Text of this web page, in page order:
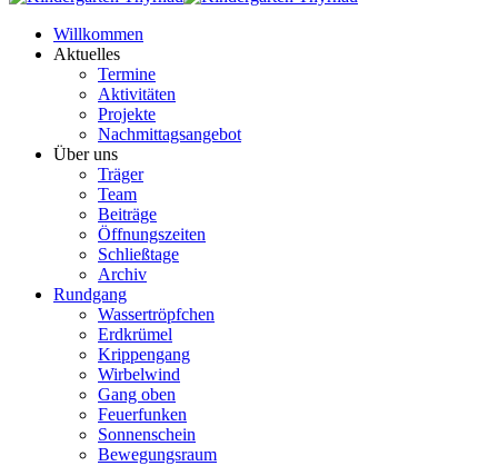
Willkommen
Aktuelles
Termine
Aktivitäten
Projekte
Nachmittagsangebot
Über uns
Träger
Team
Beiträge
Öffnungszeiten
Schließtage
Archiv
Rundgang
Wassertröpfchen
Erdkrümel
Krippengang
Wirbelwind
Gang oben
Feuerfunken
Sonnenschein
Bewegungsraum